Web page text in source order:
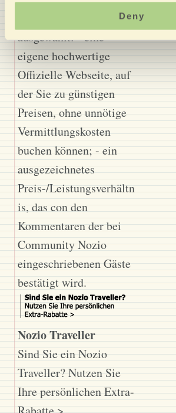
Deny
ausgewählt: - eine
eigene hochwertige
Offizielle Webseite, auf
der Sie zu günstigen
Preisen, ohne unnötige
Vermittlungskosten
buchen können; - ein
ausgezeichnetes
Preis-/Leistungsverhältn
is, das con den
Kommentaren der bei
Community Nozio
eingeschriebenen Gäste
bestätigt wird.
Nozio Traveller
Sind Sie ein Nozio
Traveller? Nutzen Sie
Ihre persönlichen Extra-